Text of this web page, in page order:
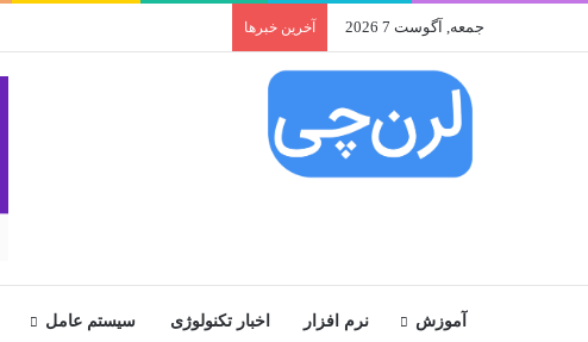
جمعه, آگوست 7 2026 آخرین خبرها
آموزش نرم افزار اخبار تکنولوژی سیستم عامل